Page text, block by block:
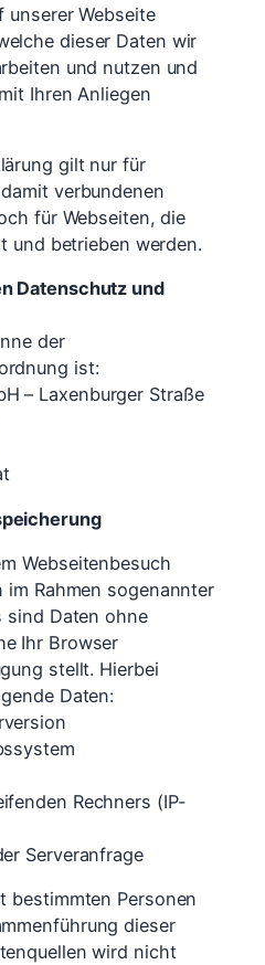
unserer Webseite
dieser Daten wir
und nutzen und
Ihren Anliegen
gilt nur für
verbundenen
für Webseiten, die
und betrieben werden.
Datenschutz und
der
ist:
– Laxenburger Straße
Webseitenbesuch
Rahmen sogenannter
sind Daten ohne
Ihr Browser
stellt. Hierbei
Daten:
Rechners (IP-
Serveranfrage
bestimmten Personen
dieser
wird nicht